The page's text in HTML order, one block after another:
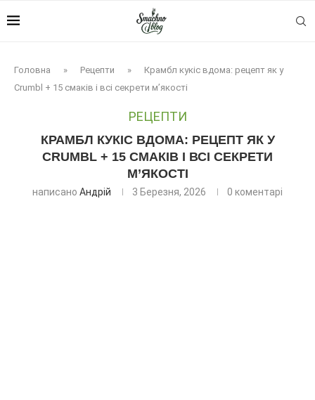
Головна » Рецепти »
Крамбл кукіс вдома: рецепт як у
Crumbl + 15 смаків і всі секрети м’якості
РЕЦЕПТИ
КРАМБЛ КУКІС ВДОМА: РЕЦЕПТ ЯК У
CRUMBL + 15 СМАКІВ І ВСІ СЕКРЕТИ
М’ЯКОСТІ
написано Андрій 3 Березня, 2026 0 коментарі